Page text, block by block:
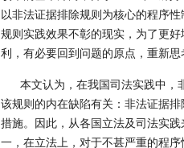
以非法证据排除规则为核心的程序
规则实践效果不彰的现实，为了更
利，有必要回到问题的原点，重新思
本文认为，在我国司法实践中，
该规则的内在缺陷有关：非法证据
措施。因此，从各国立法及司法实
一，在立法上，对于不甚严重的程